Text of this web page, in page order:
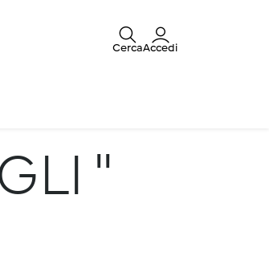
CercaAccedi
"